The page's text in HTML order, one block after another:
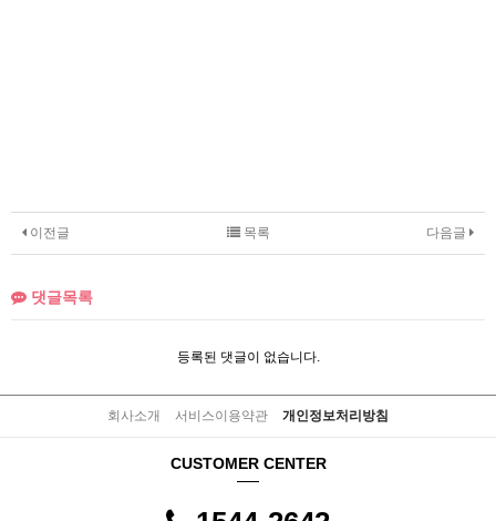
이전글 다음글
목록
댓글목록
등록된 댓글이 없습니다.
회사소개 서비스이용약관 개인정보처리방침
CUSTOMER CENTER